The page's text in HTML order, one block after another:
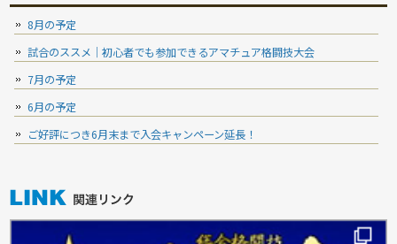
8月の予定
試合のススメ｜初心者でも参加できるアマチュア格闘技大会
7月の予定
6月の予定
ご好評につき6月末まで入会キャンペーン延長！